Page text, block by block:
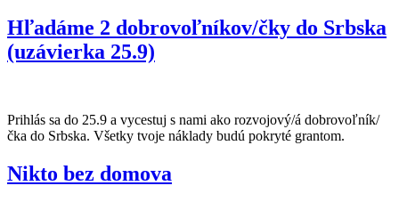
Hľadáme 2 dobrovoľníkov/čky do Srbska
(uzávierka 25.9)
Prihlás sa do 25.9 a vycestuj s nami ako rozvojový/á dobrovoľník/
čka do Srbska. Všetky tvoje náklady budú pokryté grantom.
Nikto bez domova